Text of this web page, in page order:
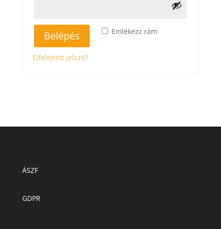
Emlékezz rám
Belépés
Elfelejtett jelszó?
ÁSZF
GDPR